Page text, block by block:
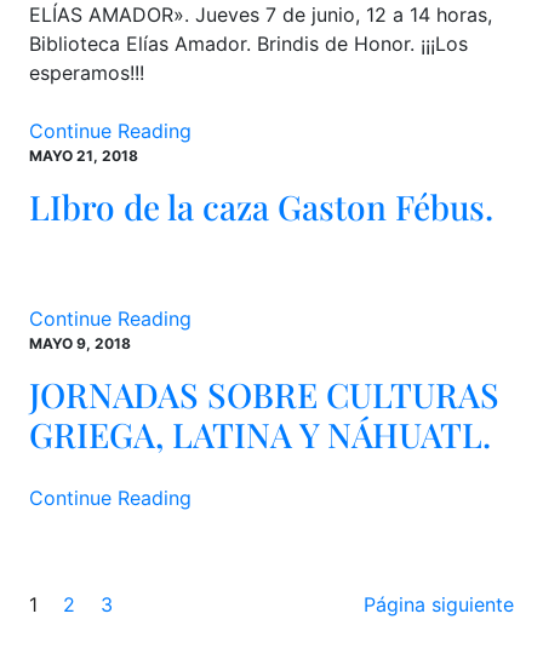
ELÍAS AMADOR». Jueves 7 de junio, 12 a 14 horas,
Biblioteca Elías Amador. Brindis de Honor. ¡¡¡Los
esperamos!!!
Continue Reading
MAYO 21, 2018
LIbro de la caza Gaston Fébus.
Continue Reading
MAYO 9, 2018
JORNADAS SOBRE CULTURAS
GRIEGA, LATINA Y NÁHUATL.
Continue Reading
1 2 3 Página siguiente